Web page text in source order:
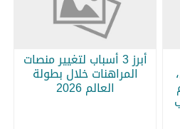
أبرز 3 أسباب لتغيير منصات
المراهنات خلال بطولة
العالم 2026